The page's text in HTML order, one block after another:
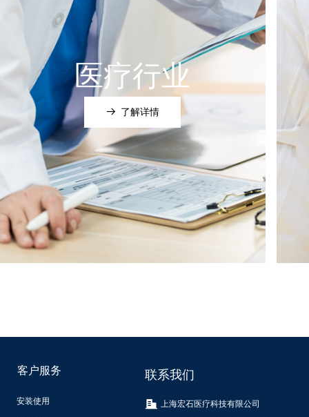
医疗行业
뀠 了解详情
联系我们
上海宏石医疗科技有限公司
客户服务
安装使用